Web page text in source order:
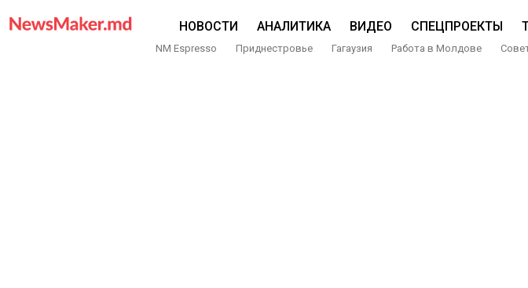
НОВОСТИ АНАЛИТИКА ВИДЕО СПЕЦПРОЕКТЫ
NM Espresso Приднестровье Гагаузия Работа в Молдове